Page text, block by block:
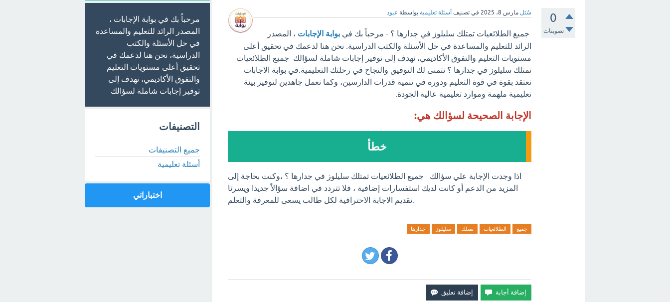
0
تصويتات
سُئل مارس 8، 2025 في تصنيف أسئلة تعليمية بواسطة عبود
جميع الطلائعيات تمتلك سليلوز في جدارها ؟ - مرحباً بك في بوابة الإجابات ، المصدر
الرائد للتعليم والمساعدة في حل الأسئلة والكتب الدراسية. نحن هنا لدعمك في تحقيق أعلى
مستويات التعليم والتفوق الأكاديمي، نهدف إلى توفير إجابات شاملة لسؤالك جميع الطلائعيات
تمتلك سليلوز في جدارها ؟ نتمنى لك التوفيق والنجاح في رحلتك التعليمية.في بوابة الاجابات
نعتقد بقوة في قوة التعليم ودوره في تنمية قدرات الدارسين، وكما نعمل جاهدين لتوفير بيئة
تعليمية ملهمة وموارد تعليمية عالية الجودة.
الإجابة الصحيحة لسؤالك هي:
خطأ
اذا وجدت الإجابة علي سؤالك جميع الطلائعيات تمتلك سليلوز في جدارها ؟ ،وكنت بحاجة إلى
المزيد من الدعم أو كانت لديك استفسارات إضافية ، فلا تتردد في اضافة سؤالاً جديدا ويسرنا
جميع الطلائعيات تمتلك سليلوز جدارها
مرحباً بك في بوابة الإجابات ،
المصدر الرائد للتعليم والمساعدة
في حل الأسئلة والكتب
الدراسية، نحن هنا لدعمك في
تحقيق أعلى مستويات التعليم
والتفوق الأكاديمي، نهدف إلى
توفير إجابات شاملة لسؤالك
التصنيفات
جميع التصنيفات
أسئلة تعليمية
اختباراتي